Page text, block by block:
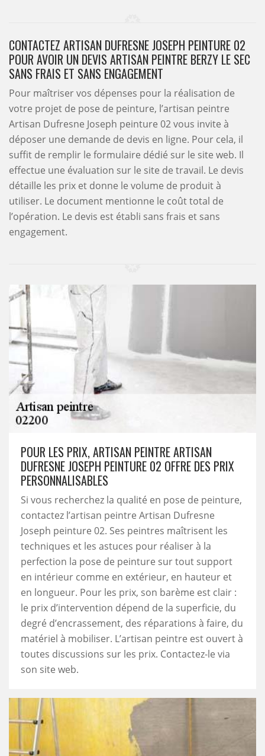
CONTACTEZ ARTISAN DUFRESNE JOSEPH PEINTURE 02
POUR AVOIR UN DEVIS ARTISAN PEINTRE BERZY LE SEC
SANS FRAIS ET SANS ENGAGEMENT
Pour maîtriser vos dépenses pour la réalisation de
votre projet de pose de peinture, l’artisan peintre
Artisan Dufresne Joseph peinture 02 vous invite à
déposer une demande de devis en ligne. Pour cela, il
suffit de remplir le formulaire dédié sur le site web. Il
effectue une évaluation sur le site de travail. Le devis
détaille les prix et donne le volume de produit à
utiliser. Le document mentionne le coût total de
l’opération. Le devis est établi sans frais et sans
engagement.
POUR LES PRIX, ARTISAN PEINTRE ARTISAN
DUFRESNE JOSEPH PEINTURE 02 OFFRE DES PRIX
PERSONNALISABLES
Si vous recherchez la qualité en pose de peinture,
contactez l’artisan peintre Artisan Dufresne
Joseph peinture 02. Ses peintres maîtrisent les
techniques et les astuces pour réaliser à la
perfection la pose de peinture sur tout support
en intérieur comme en extérieur, en hauteur et
en longueur. Pour les prix, son barème est clair :
le prix d’intervention dépend de la superficie, du
degré d’encrassement, des réparations à faire, du
matériel à mobiliser. L’artisan peintre est ouvert à
toutes discussions sur les prix. Contactez-le via
son site web.